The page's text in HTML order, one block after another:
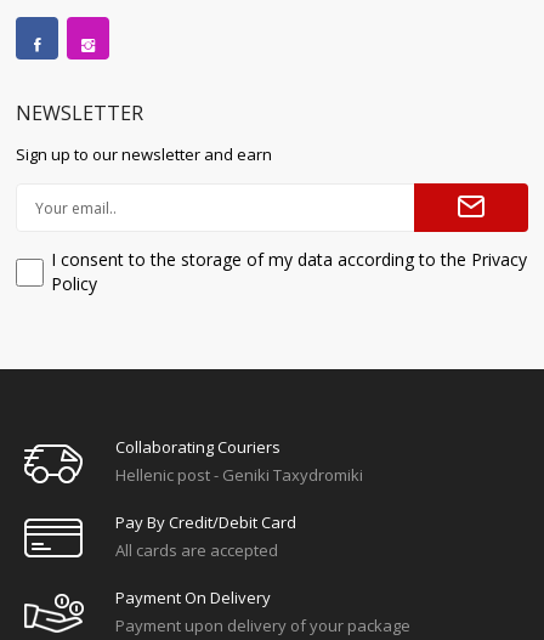
NEWSLETTER
Sign up to our newsletter and earn
I consent to the storage of my data according to the Privacy
Policy
Collaborating Couriers
Hellenic post - Geniki Taxydromiki
Pay By Credit/debit Card
All cards are accepted
Payment On Delivery
Payment upon delivery of your package